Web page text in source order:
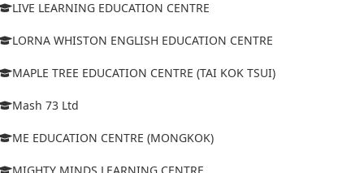
LIVE LEARNING EDUCATION CENTRE
LORNA WHISTON ENGLISH EDUCATION CENTRE
MAPLE TREE EDUCATION CENTRE (TAI KOK TSUI)
Mash 73 Ltd
ME EDUCATION CENTRE (MONGKOK)
MIGHTY MINDS LEARNING CENTRE